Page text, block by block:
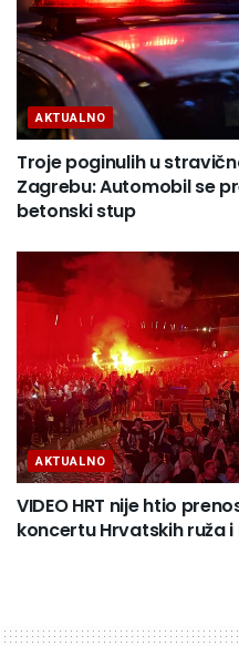
AKTUALNO
Troje poginulih u
Zagrebu: Automobil se
betonski stup
AKTUALNO
VIDEO HRT nije htio
koncertu Hrvatskih ruža